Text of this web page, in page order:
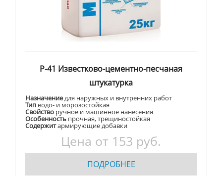
Р-41 Известково-цементно-песчаная
штукатурка
Назначениедля наружных и внутренних работ
Тип водо- и морозостойкая
Свойство ручное и машинное нанесения
Особенность прочная, трещиностойкая
Содержитармирующие добавки
Цена от 153 руб.
ПОДРОБНЕЕ